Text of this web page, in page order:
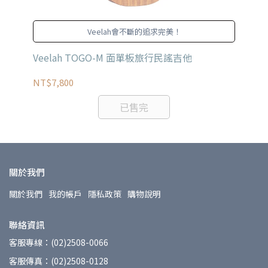
Veelah會不斷的追求完美！
Veelah TOGO-M 面單板旅行民謠吉他
NT$7,800
已售完
關於我們
關於我們 我的帳戶 隱私政策 購物說明
聯絡資訊
客服專線：(02)2508-0066
客服傳真：(02)2508-0128